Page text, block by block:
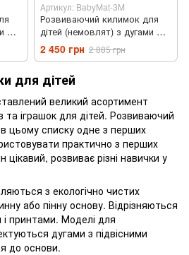
A1
Артикул: BabyMat-3M
Розвиваючий килимок для
дітей (немовлят) з дугами A1
(BabyMat-3M)
2 450 грн 2 885 грн
для дітей
великий асортимент
та іграшок для дітей. Розвиваючий
цьому списку одне з перших
практично з перших
розвиває різні навички у
з екологічно чистих
або пінну основу. Відрізняються
принтами. Моделі для
дугами з підвісними
до основи.